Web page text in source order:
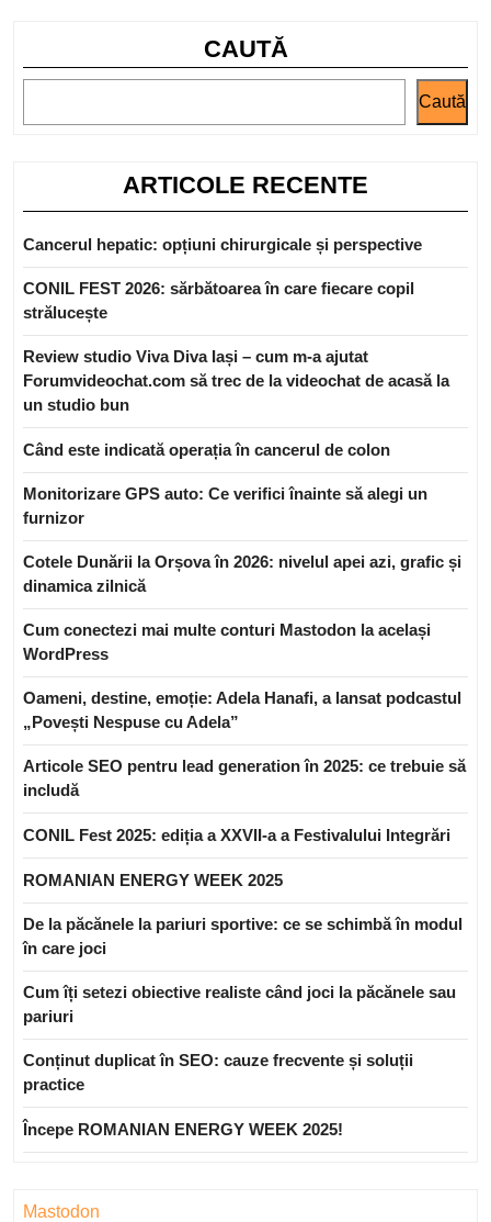
CAUTĂ
Caută
ARTICOLE RECENTE
Cancerul hepatic: opțiuni chirurgicale și perspective
CONIL FEST 2026: sărbătoarea în care fiecare copil
strălucește
Review studio Viva Diva Iași – cum m-a ajutat
Forumvideochat.com să trec de la videochat de acasă la
un studio bun
Când este indicată operația în cancerul de colon
Monitorizare GPS auto: Ce verifici înainte să alegi un
furnizor
Cotele Dunării la Orșova în 2026: nivelul apei azi, grafic și
dinamica zilnică
Cum conectezi mai multe conturi Mastodon la același
WordPress
Oameni, destine, emoție: Adela Hanafi, a lansat podcastul
„Povești Nespuse cu Adela”
Articole SEO pentru lead generation în 2025: ce trebuie să
includă
CONIL Fest 2025: ediția a XXVII-a a Festivalului Integrări
ROMANIAN ENERGY WEEK 2025
De la păcănele la pariuri sportive: ce se schimbă în modul
în care joci
Cum îți setezi obiective realiste când joci la păcănele sau
pariuri
Conținut duplicat în SEO: cauze frecvente și soluții
practice
Începe ROMANIAN ENERGY WEEK 2025!
Mastodon